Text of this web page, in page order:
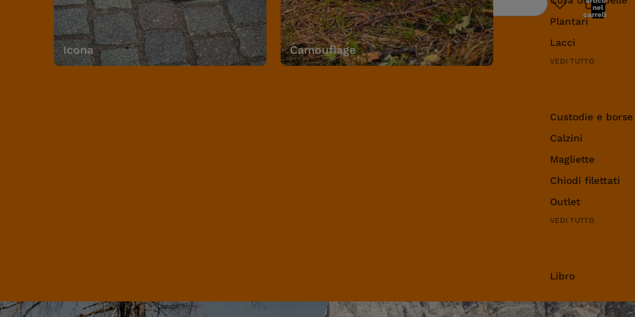
Icona Camouflage
Plantari
Lacci
VEDI TUTTO
Custodie e
Calzini
Magliette
Chiodi filettati
Outlet
VEDI TUTTO
Libro
Ricerca
nel
carrello: